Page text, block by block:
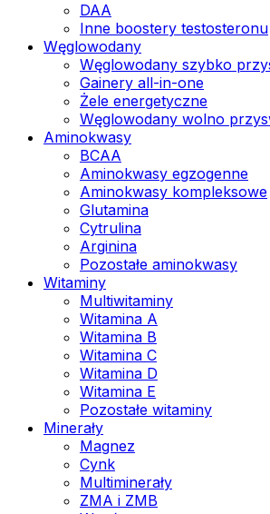
DAA
Inne boostery testosteronu
Węglowodany
Węglowodany szybko
Gainery all-in-one
Żele energetyczne
Węglowodany wolno
Aminokwasy
BCAA
Aminokwasy egzogenne
Aminokwasy kompleksowe
Glutamina
Cytrulina
Arginina
Pozostałe aminokwasy
Witaminy
Multiwitaminy
Witamina A
Witamina B
Witamina C
Witamina D
Witamina E
Pozostałe witaminy
Minerały
Magnez
Cynk
Multiminerały
ZMA i ZMB